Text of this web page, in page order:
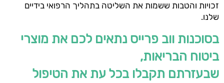
זכויות והטבות ששמות את השליטה בתהליך הרפואי בידיים
שלנו.
בסוכנות ווב פרייס נתאים לכם את מוצרי
ביטוח הבריאות,
שבעזרתם תקבלו בכל עת את הטיפול